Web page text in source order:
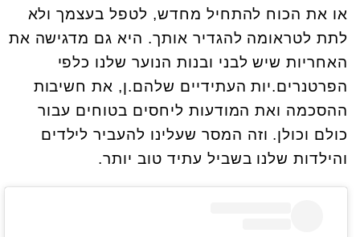
או את הכוח להתחיל מחדש, לטפל בעצמך ולא
לתת לטראומה להגדיר אותך. היא גם מדגישה את
האחריות שיש לבני ובנות הנוער שלנו כלפי
הפרטנרים.יות העתידיים שלהם.ן, את חשיבות
ההסכמה ואת המודעות ליחסים בטוחים עבור
כולם וכולן. וזה המסר שעלינו להעביר לילדים
והילדות שלנו בשביל עתיד טוב יותר.